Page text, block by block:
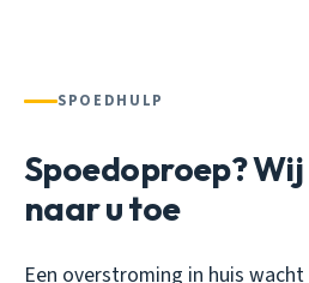
SPOEDHULP
Spoedoproep?
naar u toe
Een overstroming in huis